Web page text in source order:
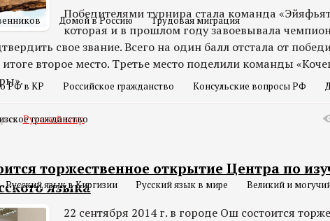
Домой в Россию Трудовая миграция
РФ в КР Российское гражданство Консульские вопросы РФ
гражданство
Русский язык в Киргизии Русский язык в мире Великий и
Победителями турнира стала команда
которая и в прошлом году завоевывала
свое звание. Всего на один балл отстала от
второе место. Третье место поделили команды
Русский мир
торжественное открытие Центра по
языка
22 сентября 2014 г. в городе Ош состоится